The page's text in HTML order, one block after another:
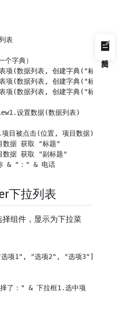
表
字典）
项(数据列表, 创建字典("标题
项(数据列表, 创建字典("标题
项(数据列表, 创建字典("标题
设置数据(数据列表)
目被点击(位置, 项目数据)
据 获取 "标题"
据 获取 "副标题"
  标签_详情.文本 = 名称 & "：" & 电话
下拉列表
组件，显示为下拉菜
项1", "选项2", "选项3"]